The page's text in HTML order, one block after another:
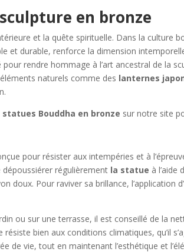
en bronze
et la quête spirituelle. Dans la culture
et durable, renforce la dimension
rendre hommage à l’art ancestral de la
naturels comme des lanternes
statues Bouddha en bronze sur notre site
pour résister aux intempéries et à
régulièrement la statue à l’aide
doux. Pour raviver sa brillance, l’application
ou sur une terrasse, il est conseillé de la
bien aux conditions climatiques, qu’il
de vie, tout en maintenant l’esthétique et